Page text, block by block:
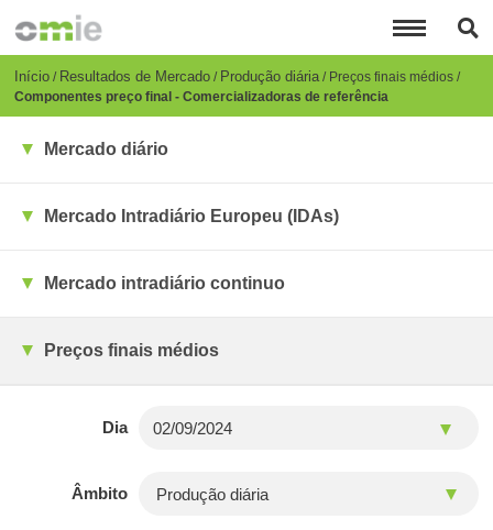
para
conteúdo
principal
Breadcrumb
Início Resultados de Mercado Produção diária Preços finais médios
Componentes preço final - Comercializadoras de referência
Mercado diário
Mercado Intradiário Europeu (IDAs)
Mercado intradiário continuo
Preços finais médios
Dia
Âmbito